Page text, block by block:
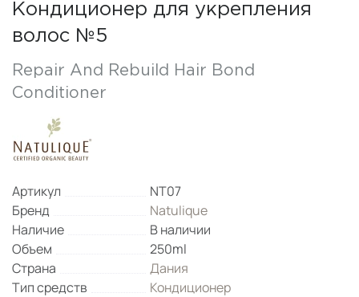
Кондиционер для укрепления
волос №5
Repair And Rebuild Hair Bond
Conditioner
Артикул
NT07
Бренд
Natulique
Наличие
В наличии
Объем
250ml
Страна
Дания
Тип средств
Кондиционер